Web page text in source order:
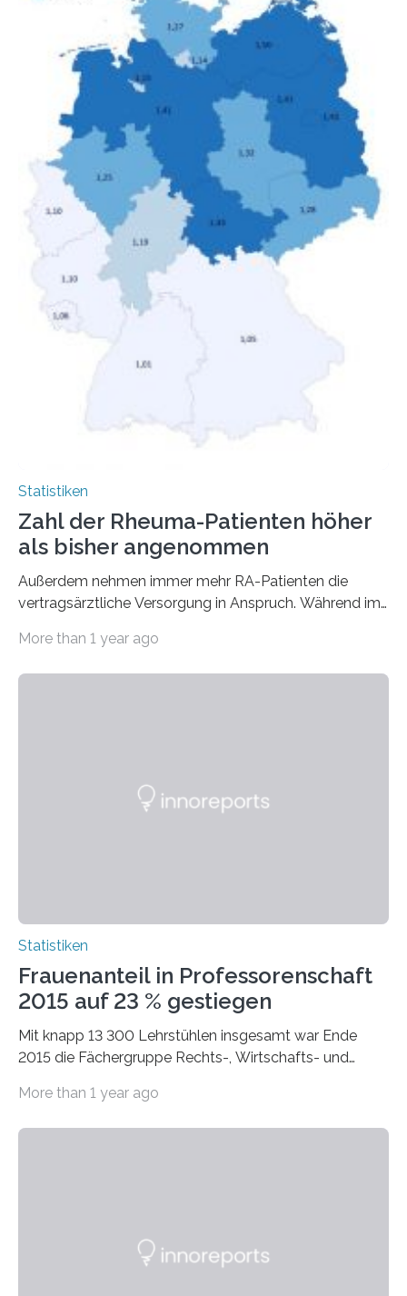
Deutschland geborene Menschen und Zugewanderte
verändert hat. Das Ergebnis: Während Personen mit
hohen Einkommen (oberstes Quintil der Verteilung der
Nettoäquivalenzeinkommen) nur einen moderaten
Anstieg des Mietanteils am Gesamteinkommen
hinnehmen mussten, nahm die Belastung bei
Menschen mit…
Statistiken
Zahl der Rheuma-Patienten höher
als bisher angenommen
Außerdem nehmen immer mehr RA-Patienten die
vertragsärztliche Versorgung in Anspruch. Während im
More than 1 year ago
Statistiken
Frauenanteil in Professorenschaft
2015 auf 23 % gestiegen
Mit knapp 13 300 Lehrstühlen insgesamt war Ende
2015 die Fächergruppe Rechts-, Wirtschafts- und
bei…
More than 1 year ago